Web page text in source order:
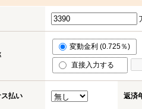
変動金利 (0.725％)
直接入力する
払い 返済